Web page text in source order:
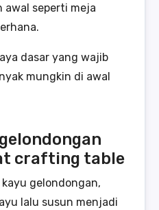
awal seperti meja
dasar yang wajib
mungkin di awal
crafting table
gelondongan,
lalu susun menjadi